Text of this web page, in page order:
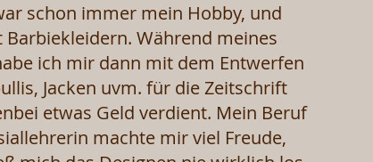
schon immer mein Hobby, und
Barbiekleidern. Während meines
ich mir dann mit dem Entwerfen
Jacken uvm. für die Zeitschrift
etwas Geld verdient. Mein Beruf
machte mir viel Freude,